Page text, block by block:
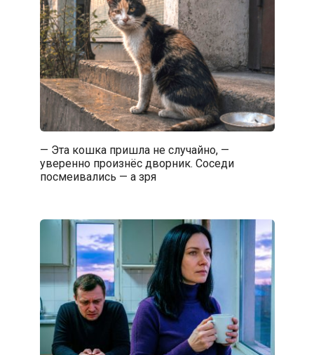
— Эта кошка пришла не случайно, —
уверенно произнёс дворник. Соседи
посмеивались — а зря